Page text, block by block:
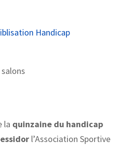
Handicap
la quinzaine du handicap
l’Association Sportive